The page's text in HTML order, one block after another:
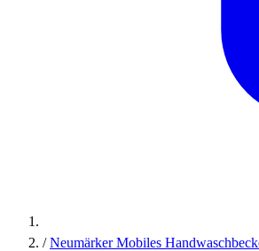
/ Neumärker Mobiles